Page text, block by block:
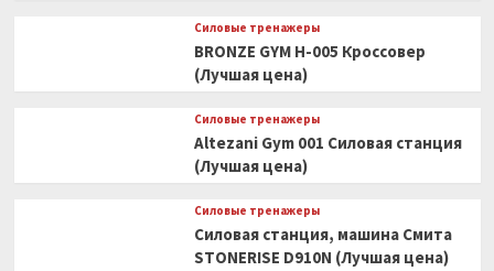
Силовые тренажеры
BRONZE GYM H-005 Кроссовер
(Лучшая цена)
Силовые тренажеры
Altezani Gym 001 Силовая станция
(Лучшая цена)
Силовые тренажеры
Силовая станция, машина Смита
STONERISE D910N (Лучшая цена)